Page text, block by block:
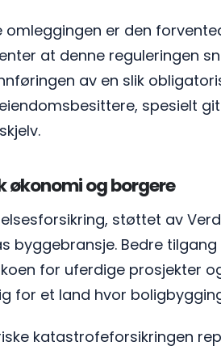
omleggingen er den
at denne reguleringen
av en slik
spesielt
økonomi og borgere
støttet av
byggebransje. Bedre
for uferdige prosjekter
for et land hvor
katastrofeforsikringen